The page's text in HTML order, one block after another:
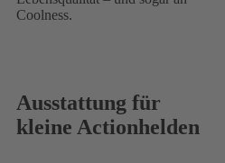
Coolness.
Ausstattung für
kleine Actionhelden